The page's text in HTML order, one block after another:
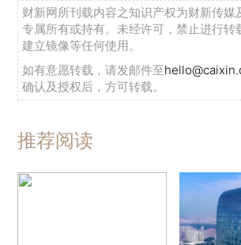
财新网所刊载内容之知识产权为财新传媒
专属所有或持有。未经许可，禁止进行转
建立镜像等任何使用。
如有意愿转载，请发邮件至
确认及授权后，方可转载。
推荐阅读